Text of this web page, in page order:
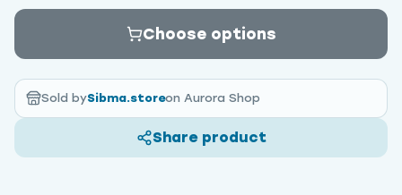
Choose options
Sold bySibma.storeon Aurora Shop
Share product